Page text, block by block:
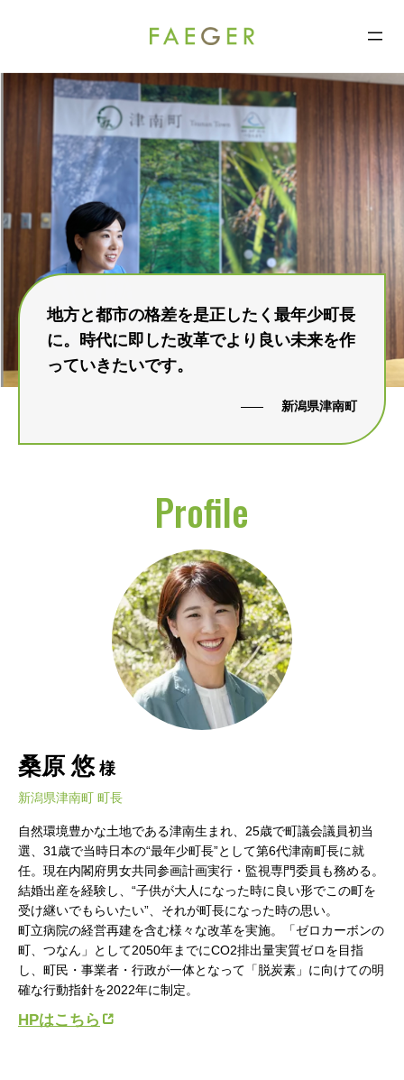
キ
ッ
プ
地方と都市の格差を是正したく最年少町長
に。時代に即した改革でより良い未来を作
っていきたいです。
新潟県津南町
Profile
自然環境豊かな土地である津南生まれ、25歳で町議会議員初当
選、31歳で当時日本の“最年少町長”として第6代津南町長に就
任。現在内閣府男女共同参画計画実行・監視専門委員も務める。
結婚出産を経験し、“子供が大人になった時に良い形でこの町を
受け継いでもらいたい”、それが町長になった時の思い。
町立病院の経営再建を含む様々な改革を実施。「ゼロカーボンの
町、つなん」として2050年までにCO2排出量実質ゼロを目指
し、町民・事業者・行政が一体となって「脱炭素」に向けての明
確な行動指針を2022年に制定。
桑原 悠 様
新潟県津南町 町長
HPはこちら